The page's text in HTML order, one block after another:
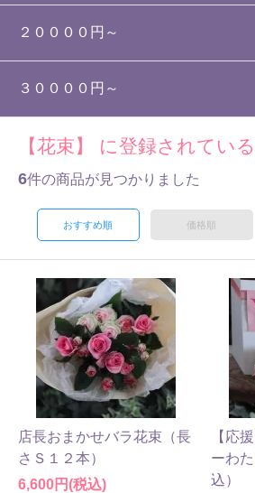
２００００円～
３００００円～
【花束】 に登録されてい
6件の商品が見つかりました
おすすめ順 価格順
店長おまかせバラ花束（長
さＳ１２本）
6,600円(税込)
【応
ーわ
込）